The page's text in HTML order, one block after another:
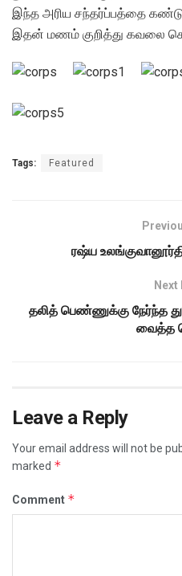
இந்த அரிய சந்தர்ப்பத்தை
இதன் மணம் குறித்து கவலை
Tags: Featured
ரஷ்ய
தலித் பெண்ணுக்கு நேர்ந்த
வைத்த
Leave a Reply
Your email address will not be
marked *
Comment *